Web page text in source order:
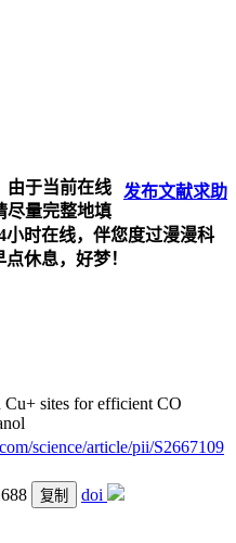
发布文献求助
由于当前在线
尽量完整地填
小时在线，伴您度过漫漫科
休息，好梦！
sites for efficient CO
science/article/pii/S2667109
复制 doi